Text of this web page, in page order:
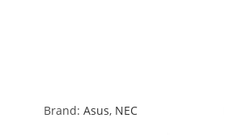
Brand: Asus, NEC